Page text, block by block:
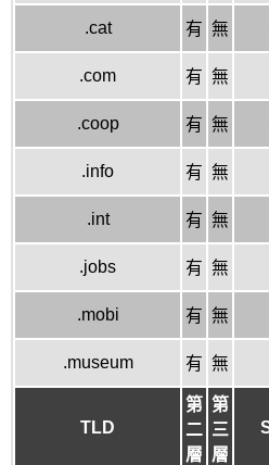
.cat 有 無
.com 有 無
.coop 有 無
.info 有 無
.int 有 無
.jobs 有 無
.mobi 有 無
.museum 有 無
TLD
第
二
層
第
三
層